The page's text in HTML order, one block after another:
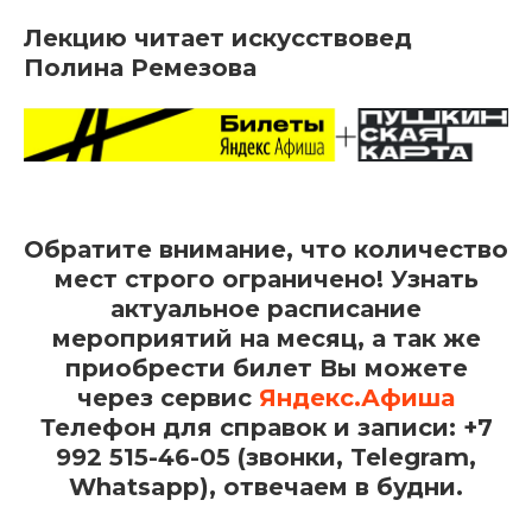
Лекцию читает искусствовед
Полина Ремезова
Обратите внимание, что количество
мест строго ограничено! Узнать
актуальное расписание
мероприятий на месяц, а так же
приобрести билет Вы можете
через сервис Яндекс.Афиша
Телефон для справок и записи: +7
992 515-46-05 (звонки, Telegram,
Whatsapp), отвечаем в будни.